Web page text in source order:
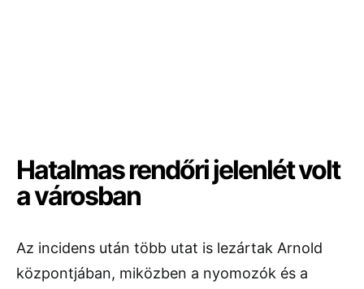
Hatalmas rendőri jelenlét volt
a városban
Az incidens után több utat is lezártak Arnold
központjában, miközben a nyomozók és a